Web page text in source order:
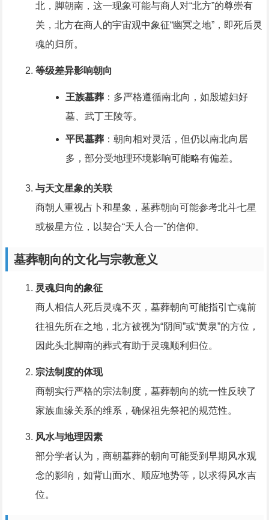
北，脚朝南，这一现象可能与商人对“北方”的尊崇有
关，北方在商人的宇宙观中象征“幽冥之地”，即死后灵
魂的归所。
等级差异影响朝向
王族墓葬：多严格遵循南北向，如殷墟妇好
墓、武丁王陵等。
平民墓葬：朝向相对灵活，但仍以南北向居
多，部分受地理环境影响可能略有偏差。
与天文星象的关联
商朝人重视占卜和星象，墓葬朝向可能参考北斗七星
或极星方位，以契合“天人合一”的信仰。
墓葬朝向的文化与宗教意义
灵魂归向的象征
商人相信人死后灵魂不灭，墓葬朝向可能指引亡魂前
往祖先所在之地，北方被视为“阴间”或“黄泉”的方位，
因此头北脚南的葬式有助于灵魂顺利归位。
宗法制度的体现
商朝实行严格的宗法制度，墓葬朝向的统一性反映了
家族血缘关系的维系，确保祖先祭祀的规范性。
风水与地理因素
部分学者认为，商朝墓葬的朝向可能受到早期风水观
念的影响，如背山面水、顺应地势等，以求得风水吉
位。